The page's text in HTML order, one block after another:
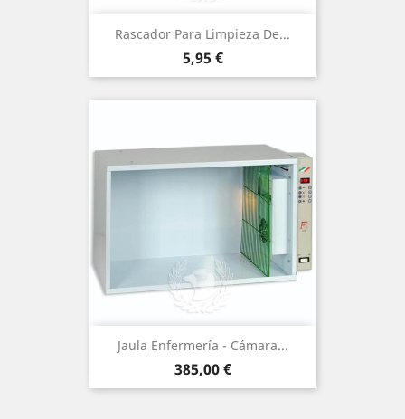
Rascador Para Limpieza De...
Precio
5,95 €
Jaula Enfermería - Cámara...
Precio
385,00 €